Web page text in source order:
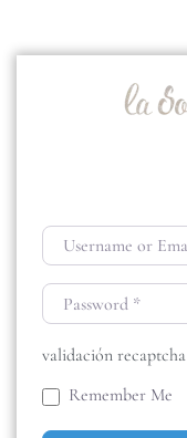
Username or Email
Password
validación recaptcha
Remember Me